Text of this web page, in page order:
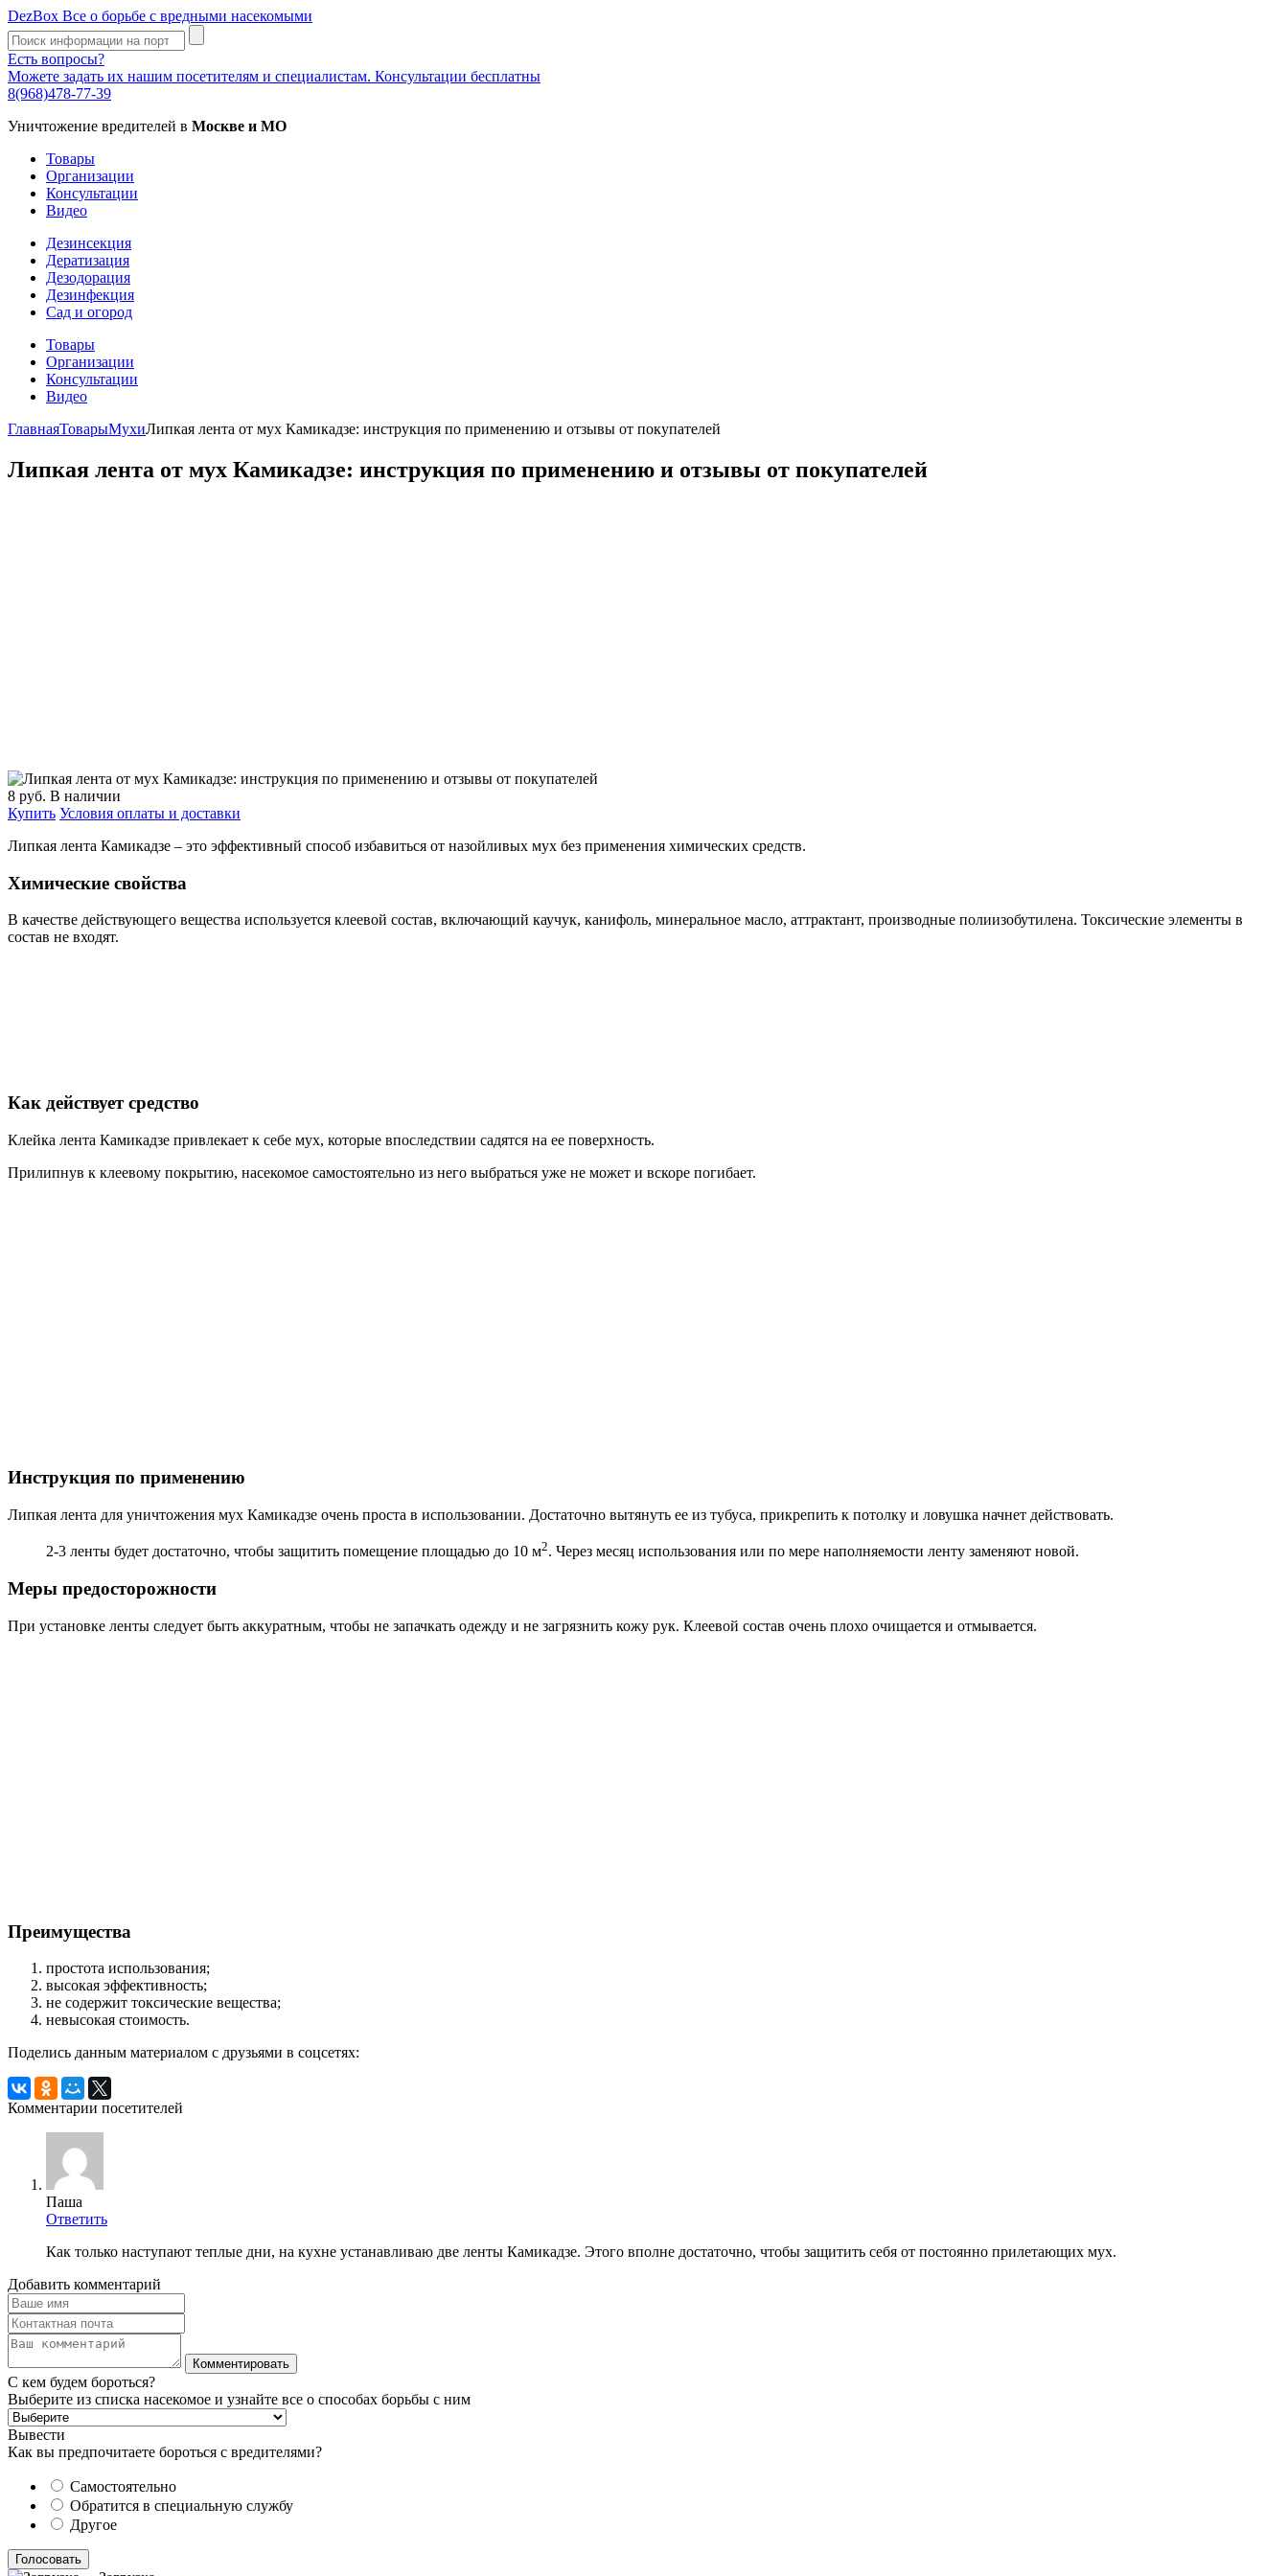
DezBox Все о борьбе с вредными насекомыми
Есть вопросы?
Можете задать их нашим посетителям и специалистам. Консультации бесплатны
8(968)478-77-39
Уничтожение вредителей в Москве и МО
Товары
Организации
Консультации
Видео
Дезинсекция
Дератизация
Дезодорация
Дезинфекция
Сад и огород
Товары
Организации
Консультации
Видео
ГлавнаяТоварыМухиЛипкая лента от мух Камикадзе: инструкция по применению и отзывы от покупателей
Липкая лента от мух Камикадзе: инструкция по применению и отзывы от покупателей
8 руб. В наличии
Купить Условия оплаты и доставки
Липкая лента Камикадзе – это эффективный способ избавиться от назойливых мух без применения химических средств.
Химические свойства
В качестве действующего вещества используется клеевой состав, включающий каучук, канифоль, минеральное масло, аттрактант, производные полиизобутилена. Токсические элементы в
состав не входят.
Как действует средство
Клейка лента Камикадзе привлекает к себе мух, которые впоследствии садятся на ее поверхность.
Прилипнув к клеевому покрытию, насекомое самостоятельно из него выбраться уже не может и вскоре погибает.
Инструкция по применению
Липкая лента для уничтожения мух Камикадзе очень проста в использовании. Достаточно вытянуть ее из тубуса, прикрепить к потолку и ловушка начнет действовать.
2-3 ленты будет достаточно, чтобы защитить помещение площадью до 10 м2. Через месяц использования или по мере наполняемости ленту заменяют новой.
Меры предосторожности
При установке ленты следует быть аккуратным, чтобы не запачкать одежду и не загрязнить кожу рук. Клеевой состав очень плохо очищается и отмывается.
Преимущества
простота использования;
высокая эффективность;
не содержит токсические вещества;
невысокая стоимость.
Поделись данным материалом с друзьями в соцсетях:
Комментарии посетителей
Паша
Ответить
Как только наступают теплые дни, на кухне устанавливаю две ленты Камикадзе. Этого вполне достаточно, чтобы защитить себя от постоянно прилетающих мух.
Добавить комментарий
С кем будем бороться?
Выберите из списка насекомое и узнайте все о способах борьбы с ним
Вывести
Как вы предпочитаете бороться с вредителями?
Самостоятельно
Обратится в специальную службу
Другое